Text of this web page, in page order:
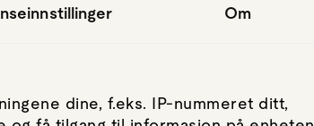
Om
dine, f.eks. IP-nummeret ditt,